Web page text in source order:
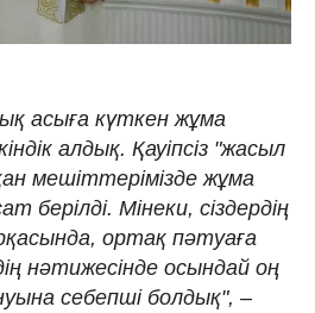
асыға күткен жұма
алдық. Қауіпсіз "жасыл
мешіттерімізде жұма
берілді. Мінеки, сіздердің
ортақ пәтуаға
нәтижесінде осындай оң
себепші болдық", –